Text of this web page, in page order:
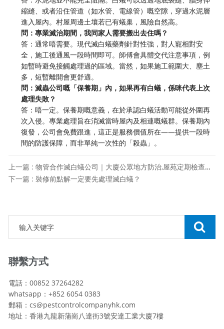
縮縫、或者沿住管道（如水管、電線管）嘅空隙，穿過水泥層
進入屋內。村屋周邊土壤若已有蟻巢，風險自然高。
問：專業滅治期間，我同家人需要搬出去住嗎？
答：通常唔需要。現代滅白蟻藥劑針對性強，對人寵相對安
全，施工後通風一段時間即可。師傅會具體交代注意事項，例
如暫時避免接觸處理過的區域。當然，如果施工範圍大、塵土
多，短暫離開會更舒適。
問：滅蟲公司嘅「保養期」內，如果再有白蟻，係咪代表上次
處理失敗？
答：唔一定。保養期嘅意義，在於承認白蟻活動可能從外圍再
次入侵。專業處理旨在消滅當時屋內及相連嘅蟻群。保養期內
復發，公司會免費跟進，這正是服務價值所在——提供一段時
間的防護保障，而非單純一次性的「殺蟲」。
上一篇 : 物管合作滅白蟻公司｜大廈公眾地方防治,屋苑定期檢查合约詳解
下一篇 : 裝修前點解一定要先處理滅白蟻？
聯繫方式
電話：00852 37264282
whatsapp：+852 6054 0383
郵箱：cs@pestcontrolcompanyhk.com
地址：香港九龍新蒲崗八達街3號安達工業大廈7樓